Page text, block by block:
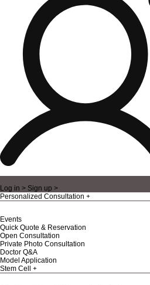
Log in > Sign up >
Personalized Consultation
Events
Quick Quote & Reservation
Open Consultation
Private Photo Consultation
Doctor Q&A
Model Application
Stem Cell